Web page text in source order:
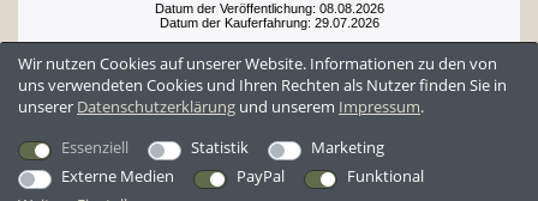
Datum der Veröffentlichung: 08.08.2026
Datum der Kauferfahrung: 29.07.2026
Wir nutzen Cookies auf unserer Website. Informationen zu den von
uns verwendeten Cookies und Ihren Rechten als Nutzer finden Sie in
unserer Daten­schutz­erklärung und unserem Impressum.
Essenziell
Statistik
Marketing
Externe Medien
PayPal
Funktional